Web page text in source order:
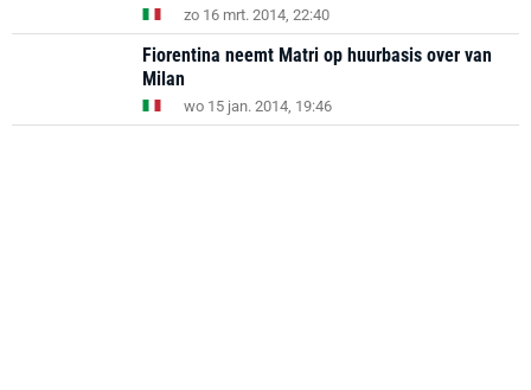
zo 16 mrt. 2014, 22:40
Fiorentina neemt Matri op huurbasis over van
Milan
wo 15 jan. 2014, 19:46